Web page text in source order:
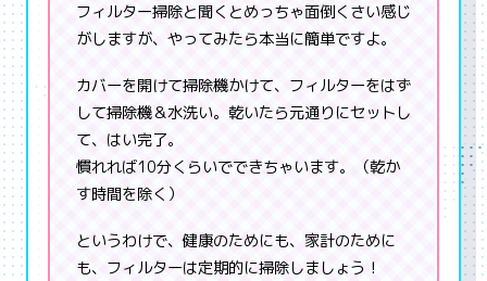
フィルター掃除と聞くとめっちゃ面倒くさい感じ
がしますが、やってみたら本当に簡単ですよ。
カバーを開けて掃除機かけて、フィルターをはず
して掃除機＆水洗い。乾いたら元通りにセットし
て、はい完了。
慣れれば10分くらいでできちゃいます。（乾か
す時間を除く）
というわけで、健康のためにも、家計のために
も、フィルターは定期的に掃除しましょう！